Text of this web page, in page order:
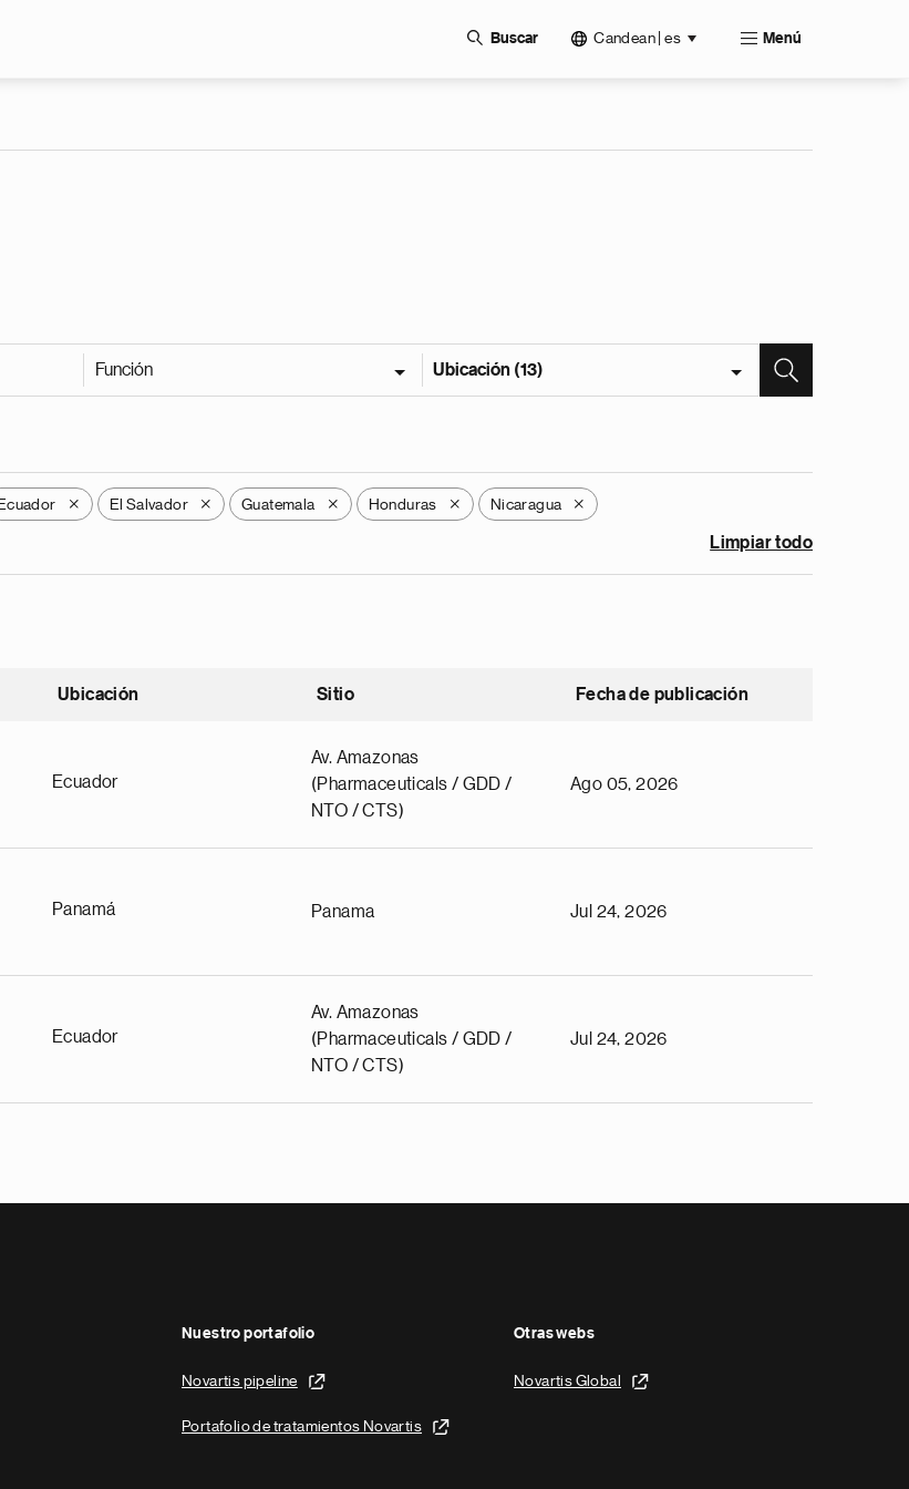
Buscar Candean | es Menú
Función Ubicación (13)
Ecuador X El Salvador X Guatemala X Honduras X Nicaragua X
Limpiar todo
Ubicación Sitio Fecha de publicación
Ecuador
Av. Amazonas
(Pharmaceuticals / GDD /
NTO / CTS)
Ago 05, 2026
Panamá Panama Jul 24, 2026
Ecuador
Av. Amazonas
(Pharmaceuticals / GDD /
NTO / CTS)
Jul 24, 2026
Nuestro portafolio
Novartis pipeline
Portafolio de tratamientos Novartis
Otras webs
Novartis Global